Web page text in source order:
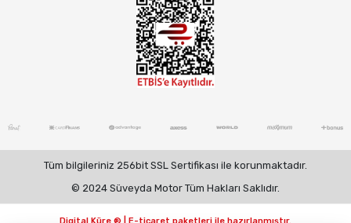
Tüm bilgileriniz 256bit SSL Sertifikası ile korunmaktadır.
© 2024 Süveyda Motor Tüm Hakları Saklıdır.